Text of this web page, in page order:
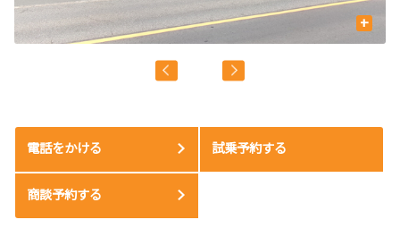
+
電話をかける 試乗予約する
商談予約する